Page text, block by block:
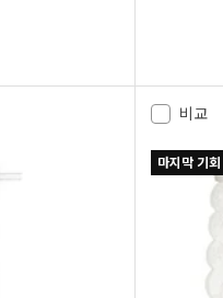
비교
마지막 기회